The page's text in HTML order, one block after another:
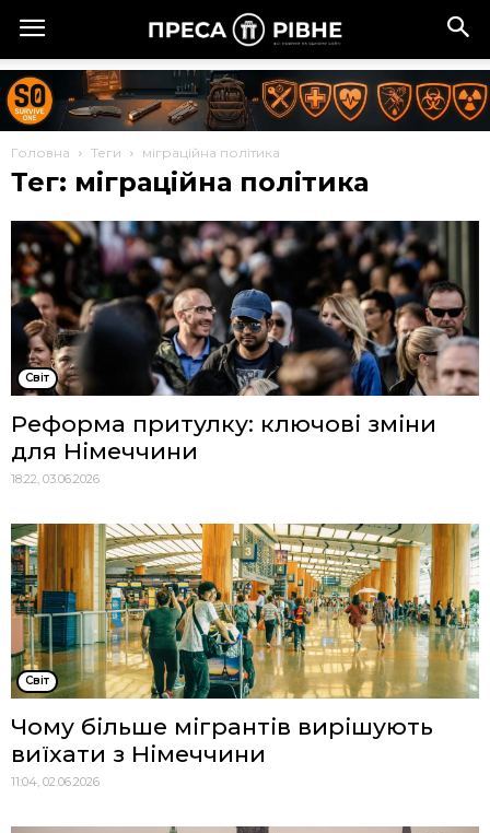
Головна Теги міграційна політика
Тег: міграційна політика
Cвіт
Реформа притулку: ключові зміни
для Німеччини
18:22, 03.06.2026
Cвіт
Чому більше мігрантів вирішують
виїхати з Німеччини
11:04, 02.06.2026